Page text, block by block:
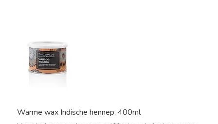
Warme wax Indische hennep, 400ml